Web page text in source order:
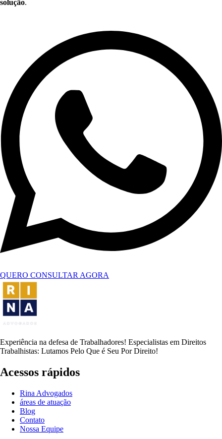
solução.
QUERO CONSULTAR AGORA
Experiência na defesa de Trabalhadores! Especialistas em Direitos
Trabalhistas: Lutamos Pelo Que é Seu Por Direito!
Acessos rápidos
Rina Advogados
áreas de atuação
Blog
Contato
Nossa Equipe